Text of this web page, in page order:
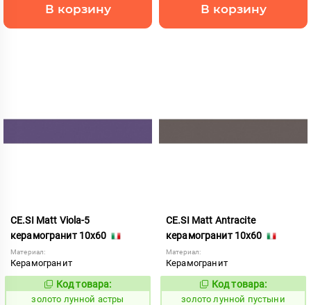
В корзину В корзину
CE.SI Matt Viola-5
керамогранит 10x60
Материал:
Керамогранит
521956
Код товара:
золото лунной астры
CE.SI Matt Antracite
керамогранит 10x60
Материал:
Керамогранит
521950
Код товара:
золото лунной пустыни